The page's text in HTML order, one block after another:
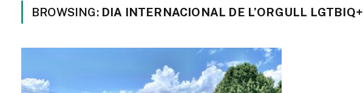
BROWSING: DIA INTERNACIONAL DE L’ORGULL LGTBIQ+